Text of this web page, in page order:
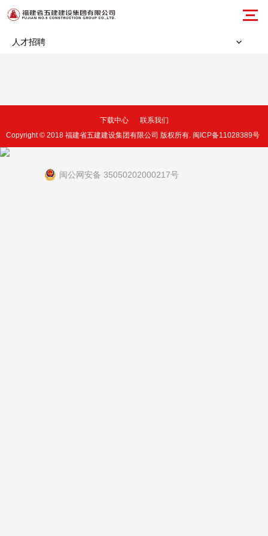
人才招聘
下载中心
联系我们
Copyright © 2018 福建省五建建设集团有限公司 版权所有. 闽ICP备11028389号
闽公网安备 35050202000217号